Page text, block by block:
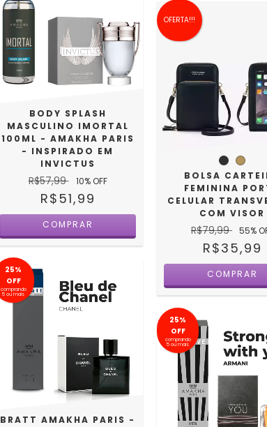
BODY SPLASH
MASCULINO IMORTAL
100ML - AMAKHA PARIS
- INSPIRADO EM
INVICTUS
R$57,99 10% OFF
R$51,99
COMPRAR
OFERTA!!!
BOLSA
FEMININA
CELULAR
COM VISOR
R$79,99 55%
R$35,99
COMPRAR
25%
OFF
comprando
5 ou mais
BRATT AMAKHA PARIS -
25%
OFF
comprando
5 ou mais